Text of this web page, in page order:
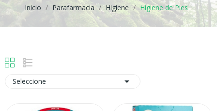
Inicio Parafarmacia Higiene Higiene de Pies
Seleccione 